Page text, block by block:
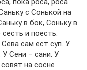
с Сонькой на
в бок, Соньку в
и поесть.
сам ест суп. У
У Сени – сани. У
на сосне